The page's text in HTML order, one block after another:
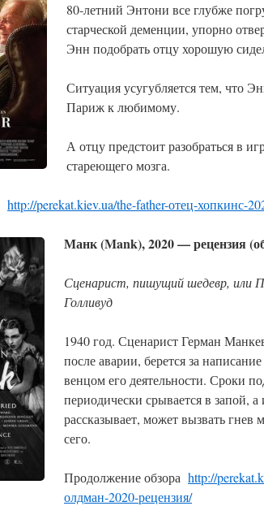
80-летний Энтони все глубже
старческой деменции, упорно
Энн подобрать отцу хорошую
Ситуация усугубляется тем, что
Париж к любимому.
А отцу предстоит разобраться в
стареющего мозга.
http://perekat.kiev.ua/the-father-отец-хопкинс-
Манк (Mank), 2020 — рецензия
Сценарист, пишущий шедевр, или
Голливуд
1940 год. Сценарист Герман
после аварии, берется за
венцом его деятельности. Сроки
периодически срывается в запой,
рассказывает, может вызвать
сего.
Продолжение обзора http://
олдман-2020-рецензия/